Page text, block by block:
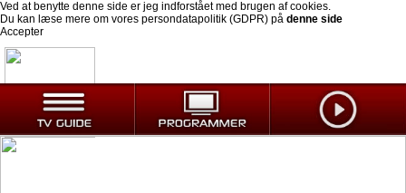
Ved at benytte denne side er jeg indforstået med brugen af cookies.
Du kan læse mere om vores persondatapolitik (GDPR) på denne side
Accepter